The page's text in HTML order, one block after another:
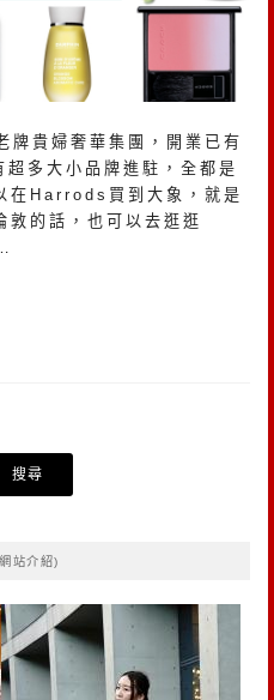
貴婦奢華集團，開業已有
多大小品牌進駐，全都是
在Harrods買到大象，就是
敦的話，也可以去逛逛
站介紹)